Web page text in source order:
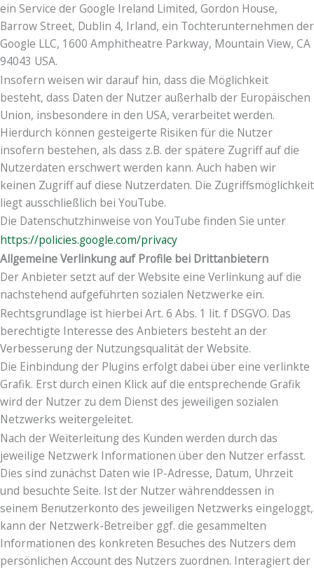
ein Service der Google Ireland Limited, Gordon House,
Barrow Street, Dublin 4, Irland, ein Tochterunternehmen der
Google LLC, 1600 Amphitheatre Parkway, Mountain View, CA
94043 USA.
Insofern weisen wir darauf hin, dass die Möglichkeit
besteht, dass Daten der Nutzer außerhalb der Europäischen
Union, insbesondere in den USA, verarbeitet werden.
Hierdurch können gesteigerte Risiken für die Nutzer
insofern bestehen, als dass z.B. der spätere Zugriff auf die
Nutzerdaten erschwert werden kann. Auch haben wir
keinen Zugriff auf diese Nutzerdaten. Die Zugriffsmöglichkeit
liegt ausschließlich bei YouTube.
Die Datenschutzhinweise von YouTube finden Sie unter
https://policies.google.com/privacy
Allgemeine Verlinkung auf Profile bei Drittanbietern
Der Anbieter setzt auf der Website eine Verlinkung auf die
nachstehend aufgeführten sozialen Netzwerke ein.
Rechtsgrundlage ist hierbei Art. 6 Abs. 1 lit. f DSGVO. Das
berechtigte Interesse des Anbieters besteht an der
Verbesserung der Nutzungsqualität der Website.
Die Einbindung der Plugins erfolgt dabei über eine verlinkte
Grafik. Erst durch einen Klick auf die entsprechende Grafik
wird der Nutzer zu dem Dienst des jeweiligen sozialen
Netzwerks weitergeleitet.
Nach der Weiterleitung des Kunden werden durch das
jeweilige Netzwerk Informationen über den Nutzer erfasst.
Dies sind zunächst Daten wie IP-Adresse, Datum, Uhrzeit
und besuchte Seite. Ist der Nutzer währenddessen in
seinem Benutzerkonto des jeweiligen Netzwerks eingeloggt,
kann der Netzwerk-Betreiber ggf. die gesammelten
Informationen des konkreten Besuches des Nutzers dem
persönlichen Account des Nutzers zuordnen. Interagiert der